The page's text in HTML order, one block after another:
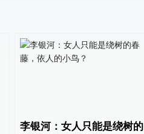
李银河：女人只能是绕树的